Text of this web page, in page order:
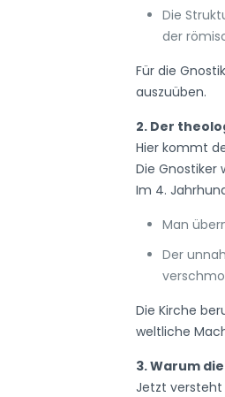
Die
der
Für die
auszuüben.
2. Der
Hier kommt
Die Gnostiker
Im 4.
Man
Der
Die Kirche
weltliche
3. Warum
Jetzt versteht